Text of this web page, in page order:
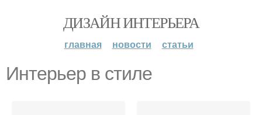
ДИЗАЙН ИНТЕРЬЕРА
главная новости статьи
Интерьер в стиле